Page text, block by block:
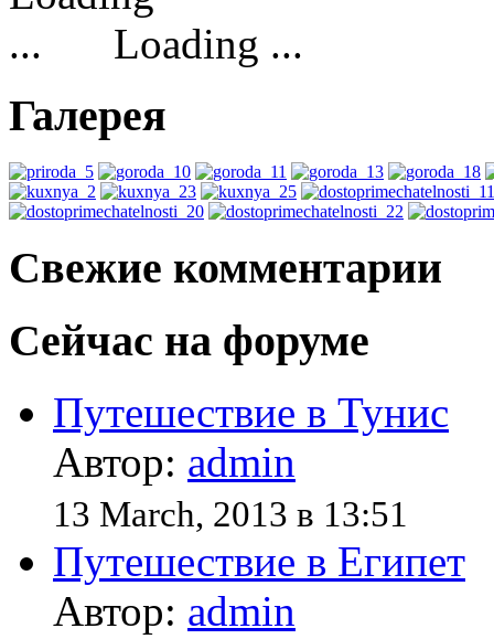
Loading ...
Галерея
Свежие комментарии
Сейчас на форуме
Путешествие в Тунис
Автор: admin
13 March, 2013 в 13:51
Путешествие в Египет
Автор: admin